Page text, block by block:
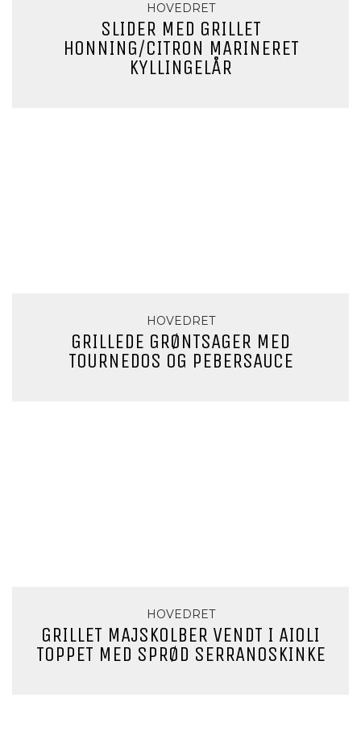
HOVEDRET
SLIDER MED GRILLET
HONNING/CITRON MARINERET
KYLLINGELÅR
HOVEDRET
GRILLEDE GRØNTSAGER MED
TOURNEDOS OG PEBERSAUCE
HOVEDRET
GRILLET MAJSKOLBER VENDT I AIOLI
TOPPET MED SPRØD SERRANOSKINKE